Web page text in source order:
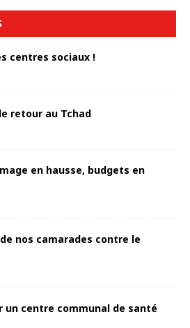
centres sociaux !
retour au Tchad
en hausse, budgets en
nos camarades contre le
un centre communal de santé